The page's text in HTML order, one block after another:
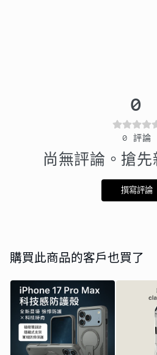
0
0 評論
尚無評論。搶先
撰寫評論
購買此商品的客戶也買了